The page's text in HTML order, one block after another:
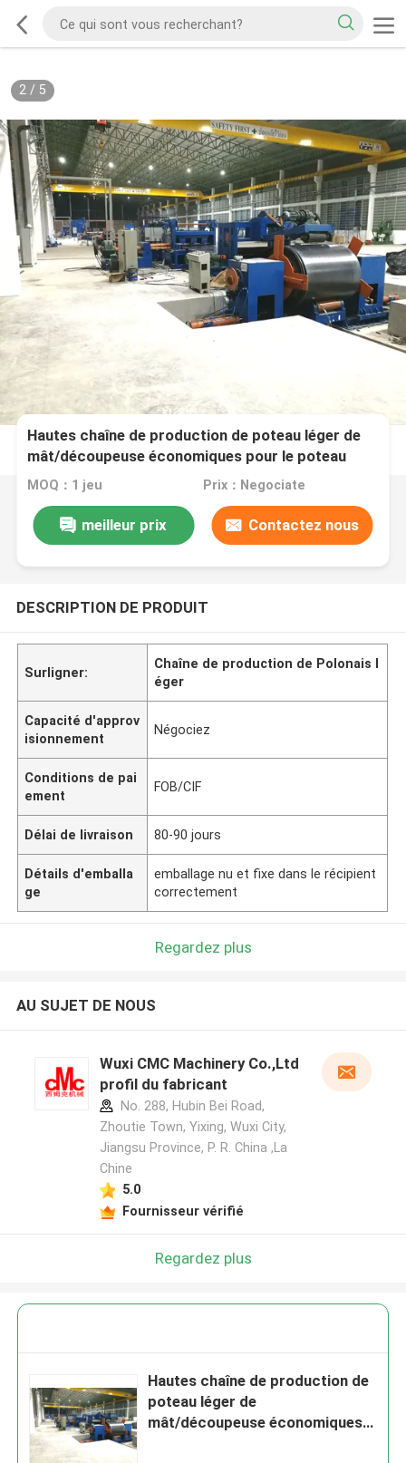
2/ 5
Hautes chaîne de production de poteau léger de
mât/découpeuse économiques pour le poteau
léger 12000mm
MOQ：1 jeu Prix：Negociate
meilleur prix Contactez nous
DESCRIPTION DE PRODUIT
Surligner:
Chaîne de production de Polonais l
éger
Capacité d'approv
isionnement
Négociez
Conditions de pai
ement
FOB/CIF
Délai de livraison 80-90 jours
Détails d'emballa
ge
emballage nu et fixe dans le récipient
correctement
Regardez plus
AU SUJET DE NOUS
Wuxi CMC Machinery Co.,Ltd
profil du fabricant
No. 288, Hubin Bei Road,
Zhoutie Town, Yixing, Wuxi City,
Jiangsu Province, P. R. China ,La
Chine
5.0
Fournisseur vérifié
Regardez plus
Hautes chaîne de production de
poteau léger de
mât/découpeuse économiques